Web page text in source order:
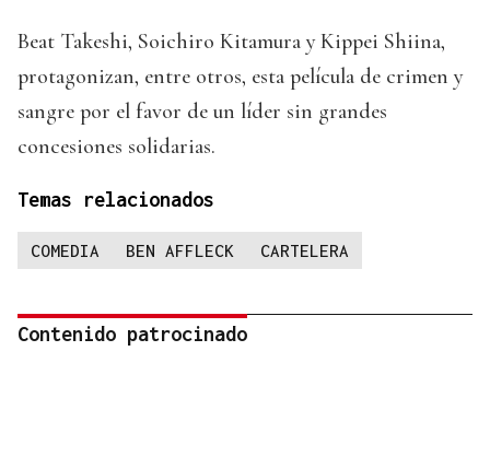
Beat Takeshi, Soichiro Kitamura y Kippei Shiina,
protagonizan, entre otros, esta película de crimen y
sangre por el favor de un líder sin grandes
concesiones solidarias.
Temas relacionados
COMEDIA BEN AFFLECK CARTELERA
Contenido patrocinado